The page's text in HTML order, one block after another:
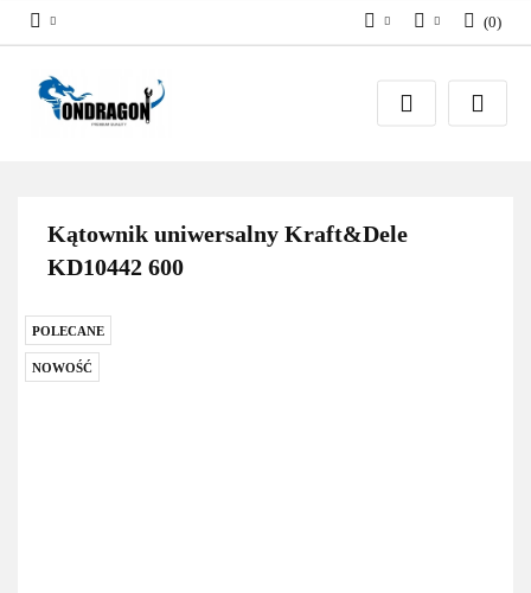
PLNZaloguj się
Załóż konto
(0)
Kątownik uniwersalny Kraft&Dele
KD10442 600
POLECANE
NOWOŚĆ